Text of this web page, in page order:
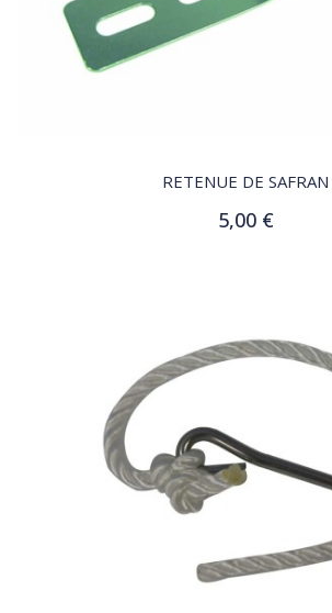
RETENUE DE SAFRAN
5,00 €
Ajouter au panier